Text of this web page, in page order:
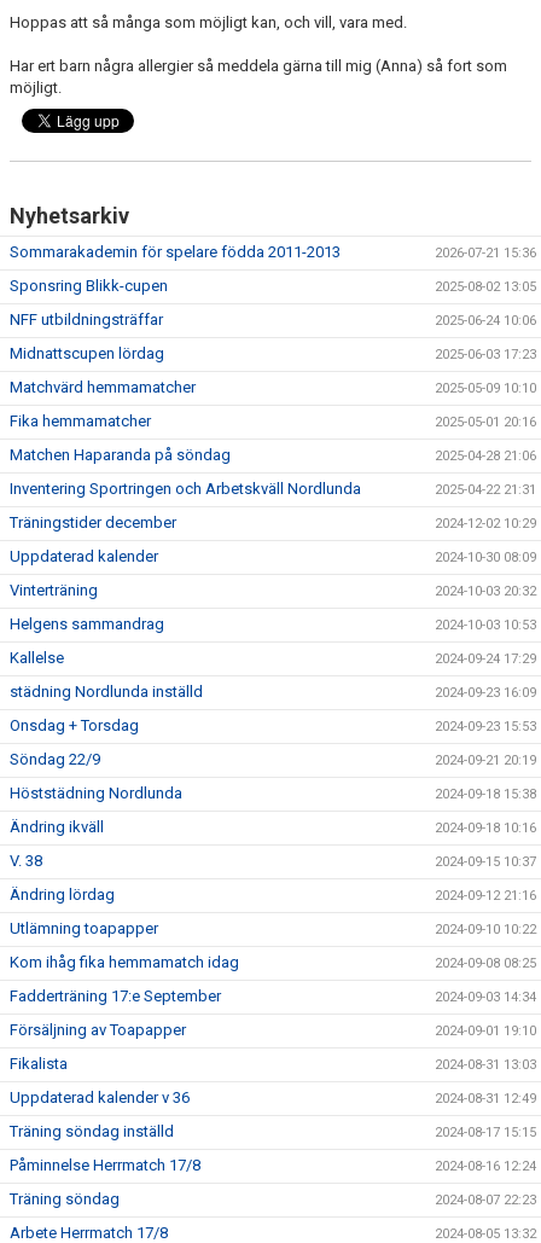
MEDLEMSKAP
Hoppas att så många som möjligt kan, och vill, vara med.
Har ert barn några allergier så meddela gärna till mig (Anna) så fort som
möjligt.
Nyhetsarkiv
Sommarakademin för spelare födda 2011-2013 2026-07-21 15:36
Sponsring Blikk-cupen 2025-08-02 13:05
NFF utbildningsträffar 2025-06-24 10:06
Midnattscupen lördag 2025-06-03 17:23
Matchvärd hemmamatcher 2025-05-09 10:10
Fika hemmamatcher 2025-05-01 20:16
Matchen Haparanda på söndag 2025-04-28 21:06
Inventering Sportringen och Arbetskväll Nordlunda 2025-04-22 21:31
Träningstider december 2024-12-02 10:29
Uppdaterad kalender 2024-10-30 08:09
Vinterträning 2024-10-03 20:32
Helgens sammandrag 2024-10-03 10:53
Kallelse 2024-09-24 17:29
städning Nordlunda inställd 2024-09-23 16:09
Onsdag + Torsdag 2024-09-23 15:53
Söndag 22/9 2024-09-21 20:19
Höststädning Nordlunda 2024-09-18 15:38
Ändring ikväll 2024-09-18 10:16
V. 38 2024-09-15 10:37
Ändring lördag 2024-09-12 21:16
Utlämning toapapper 2024-09-10 10:22
Kom ihåg fika hemmamatch idag 2024-09-08 08:25
Fadderträning 17:e September 2024-09-03 14:34
Försäljning av Toapapper 2024-09-01 19:10
Fikalista 2024-08-31 13:03
Uppdaterad kalender v 36 2024-08-31 12:49
Träning söndag inställd 2024-08-17 15:15
Påminnelse Herrmatch 17/8 2024-08-16 12:24
Träning söndag 2024-08-07 22:23
Arbete Herrmatch 17/8 2024-08-05 13:32